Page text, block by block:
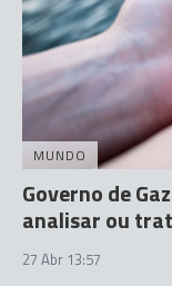
MUNDO
Governo de
analisar ou
27 Abr 13:57